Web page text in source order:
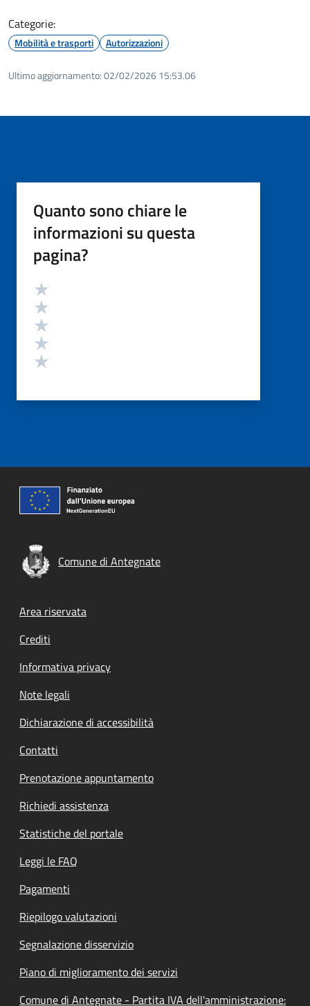
Categorie:
Mobilità e trasporti Autorizzazioni
Ultimo aggiornamento:02/02/2026 15:53.06
Quanto sono chiare le
informazioni su questa
pagina?
Valutazione
Comune di Antegnate
Footer menu
Area riservata
Crediti
Informativa privacy
Note legali
Dichiarazione di accessibilità
Contatti
Prenotazione appuntamento
Richiedi assistenza
Statistiche del portale
Leggi le FAQ
Pagamenti
Riepilogo valutazioni
Segnalazione disservizio
Piano di miglioramento dei servizi
Comune di Antegnate - Partita IVA dell'amministrazione: